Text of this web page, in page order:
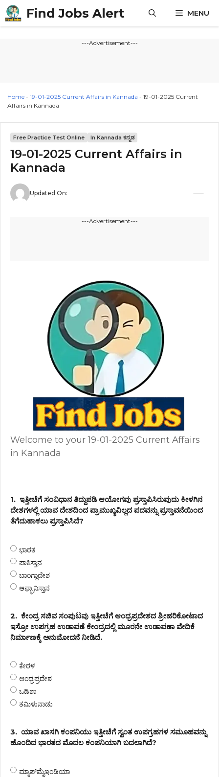
Skip
to
content
Find Jobs Alert MENU
---Advertisement---
Home - 19-01-2025 Current Affairs in Kannada - 19-01-2025 Current
Affairs in Kannada
Free Practice Test Online In Kannada ಕನ್ನಡ
19-01-2025 Current Affairs in
Kannada
Updated On:
---Advertisement---
Welcome to your 19-01-2025 Current Affairs
in Kannada
1. ಇತ್ತೀಚೆಗೆ ಸಂವಿಧಾನ ತಿದ್ದುಪಡಿ ಆಯೋಗವು ಪ್ರಸ್ತಾಪಿಸಿರುವುದು ಕೀಳಗಿನ
ದೇಶಗಳಲ್ಲಿ ಯಾವ ದೇಶದಿಂದ ಪ್ರಾಮುಖ್ಯವಿಲ್ಲದ ಪದವನ್ನು ಪ್ರಸ್ತಾವನೆಯಿಂದ
ತೆಗೆದುಹಾಕಲು ಪ್ರಸ್ತಾಪಿಸಿದೆ?
ಭಾರತ
ಪಾಕಿಸ್ತಾನ
ಬಾಂಗ್ಲಾದೇಶ
ಆಫ್ಘಾನಿಸ್ತಾನ
2. ಕೇಂದ್ರ ಸಚಿವ ಸಂಪುಟವು ಇತ್ತೀಚೆಗೆ ಆಂಧ್ರಪ್ರದೇಶದ ಶ್ರೀಹರಿಕೋಟಾದ
ಇಸ್ರೋ ಉಪಗ್ರಹ ಉಡಾವಣೆ ಕೇಂದ್ರದಲ್ಲಿ ಮೂರನೇ ಉಡಾವಣಾ ವೇದಿಕೆ
ನಿರ್ಮಾಣಕ್ಕೆ ಅನುಮೋದನೆ ನೀಡಿದೆ.
ಕೇರಳ
ಆಂಧ್ರಪ್ರದೇಶ
ಒಡಿಶಾ
ತಮಿಳುನಾಡು
3. ಯಾವ ಖಾಸಗಿ ಕಂಪನಿಯು ಇತ್ತೀಚೆಗೆ ಸ್ವಂತ ಉಪಗ್ರಹಗಳ ಸಮೂಹವನ್ನು
ಹೊಂದಿದ ಭಾರತದ ಮೊದಲ ಕಂಪನಿಯಾಗಿ ಬದಲಾಗಿದೆ?
ಮ್ಯಾಪ್‌ಮೈಇಂಡಿಯಾ